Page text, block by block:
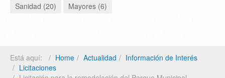
Sanidad (20)
Mayores (6)
Está aquí: Home Actualidad
Información de Interés
Licitaciones